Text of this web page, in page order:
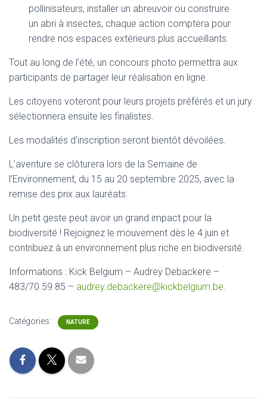
pollinisateurs, installer un abreuvoir ou construire
un abri à insectes, chaque action comptera pour
rendre nos espaces extérieurs plus accueillants.
Tout au long de l’été, un concours photo permettra aux
participants de partager leur réalisation en ligne.
Les citoyens voteront pour leurs projets préférés et un jury
sélectionnera ensuite les finalistes.
Les modalités d’inscription seront bientôt dévoilées.
L’aventure se clôturera lors de la Semaine de
l’Environnement, du 15 au 20 septembre 2025, avec la
remise des prix aux lauréats.
Un petit geste peut avoir un grand impact pour la
biodiversité ! Rejoignez le mouvement dès le 4 juin et
contribuez à un environnement plus riche en biodiversité.
Informations : Kick Belgium – Audrey Debackere –
483/70.59.85 – audrey.debackere@kickbelgium.be
Catégories : NATURE